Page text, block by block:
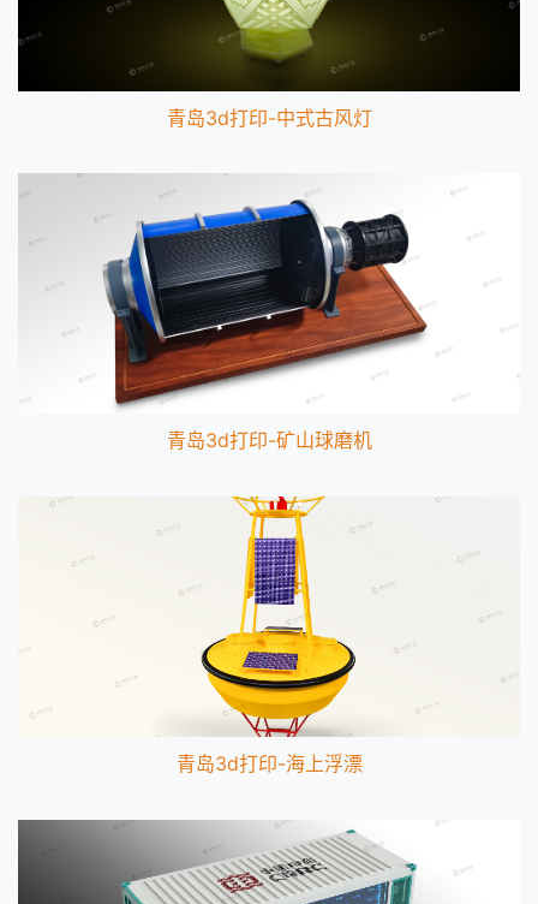
青岛3d打印-中式古风灯
青岛3d打印-矿山球磨机
青岛3d打印-海上浮漂